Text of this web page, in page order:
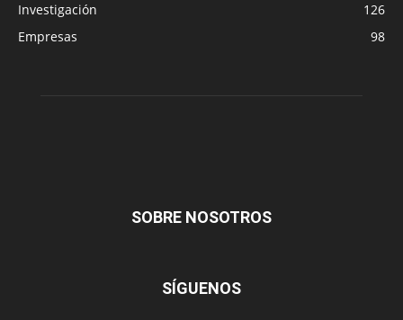
Investigación
126
Empresas
98
SOBRE NOSOTROS
SÍGUENOS